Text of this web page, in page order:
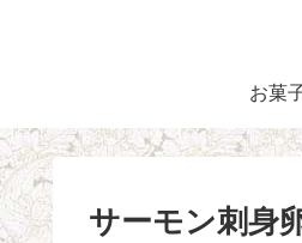
お菓
サーモン刺身